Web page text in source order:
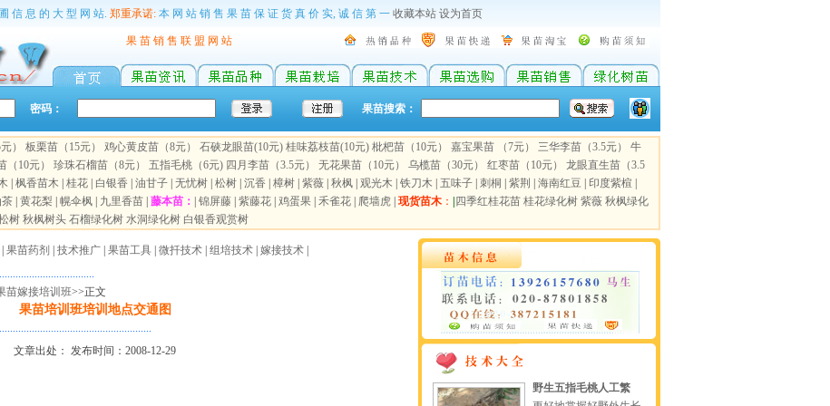
信 息 的 大 型 网 站. 郑重承诺: 本 网 站 销 售 果 苗 保 证 货 真 价 实, 诚 信 第 一 收藏本站 设为首页
果 苗 销 售 联 盟 网 站
密码： 果苗搜索：
） 板栗苗（15元） 鸡心黄皮苗（8元） 石硖龙眼苗(10元) 桂味荔枝苗(10元) 枇杷苗（10元） 嘉宝果苗 （7元） 三华李苗（3.5元） 牛
（10元） 珍珠石榴苗（8元） 五指毛桃（6元) 四月李苗（3.5元） 无花果苗（10元） 乌榄苗（30元） 红枣苗（10元） 龙眼直生苗（3.5
枫香苗木 桂花 白银香 油甘子 无忧树 松树 沉香 樟树 紫薇 秋枫 观光木 铁刀木 五味子 刺桐 紫荆 海南红豆 印度紫楦
黄花梨 幌伞枫 九里香苗 藤本苗： 锦屏藤 紫藤花 鸡蛋果 禾雀花 爬墙虎 现货苗木 ： 四季红桂花苗 桂花绿化树 紫薇 秋枫绿化
树 秋枫树头 石榴绿化树 水洞绿化树 白银香观赏树
果苗药剂 技术推广 果苗工具 微扦技术 组培技术 嫁接技术
苗嫁接培训班>>正文
果苗培训班培训地点交通图
文章出处： 发布时间：2008-12-29
野生五指毛桃人工繁